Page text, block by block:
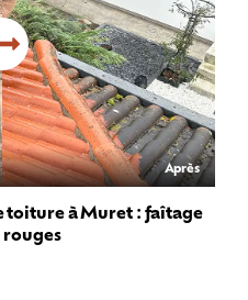
Après
toiture à Muret : faîtage
rouges